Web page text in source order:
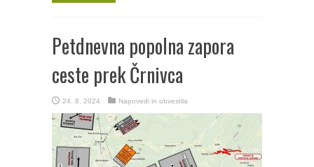
Petdnevna popolna zapora
ceste prek Črnivca
24. 8. 2024 Napovedi in obvestila